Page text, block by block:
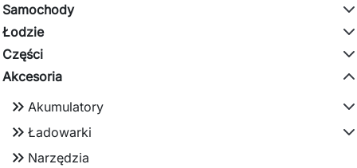
Samochody
Łodzie
Części
Akcesoria
keyboard_double_arrow_right Akumulatory
keyboard_double_arrow_right Ładowarki
keyboard_double_arrow_right Narzędzia